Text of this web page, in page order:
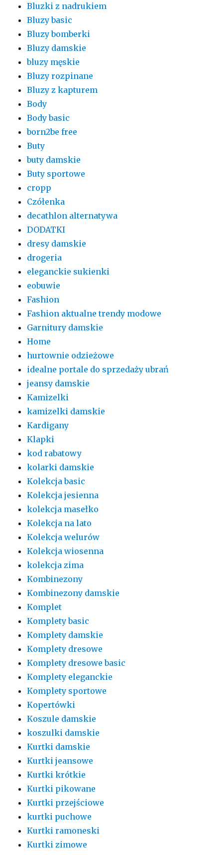
Bluzki z nadrukiem
Bluzy basic
Bluzy bomberki
Bluzy damskie
bluzy męskie
Bluzy rozpinane
Bluzy z kapturem
Body
Body basic
born2be free
Buty
buty damskie
Buty sportowe
cropp
Czółenka
decathlon alternatywa
DODATKI
dresy damskie
drogeria
eleganckie sukienki
eobuwie
Fashion
Fashion aktualne trendy modowe
Garnitury damskie
Home
hurtownie odzieżowe
idealne portale do sprzedaży ubrań
jeansy damskie
Kamizelki
kamizelki damskie
Kardigany
Klapki
kod rabatowy
kolarki damskie
Kolekcja basic
Kolekcja jesienna
kolekcja masełko
Kolekcja na lato
Kolekcja welurów
Kolekcja wiosenna
kolekcja zima
Kombinezony
Kombinezony damskie
Komplet
Komplety basic
Komplety damskie
Komplety dresowe
Komplety dresowe basic
Komplety eleganckie
Komplety sportowe
Kopertówki
Koszule damskie
koszulki damskie
Kurtki damskie
Kurtki jeansowe
Kurtki krótkie
Kurtki pikowane
Kurtki przejściowe
kurtki puchowe
Kurtki ramoneski
Kurtki zimowe